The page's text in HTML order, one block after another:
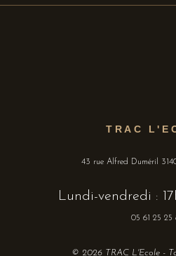
TRAC
43 rue Alfred Duméril
Lundi-vendredi :
05 61 25 25
© 2026 TRAC L'Ecole -